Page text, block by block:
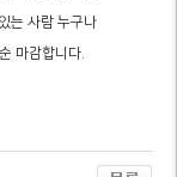
는 사람 누구나
마감합니다.